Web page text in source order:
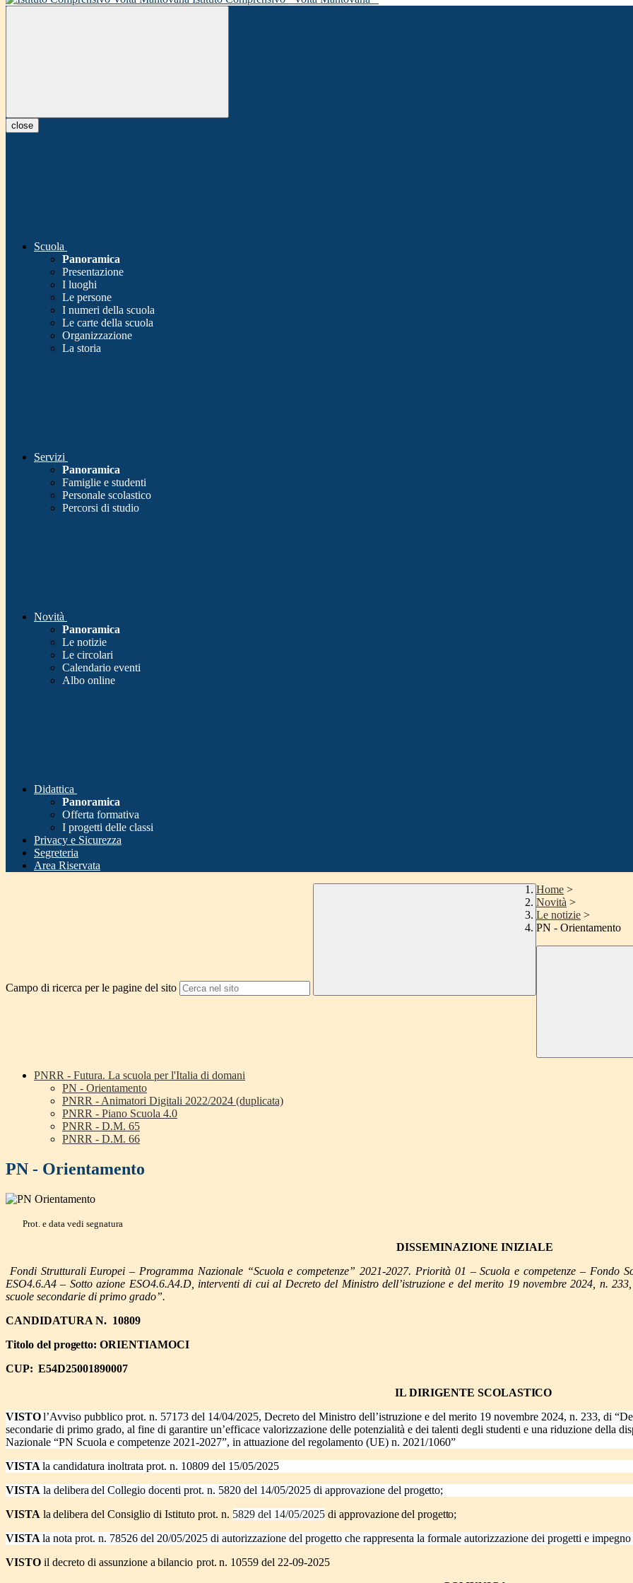
close
Scuola
Panoramica
Presentazione
I luoghi
Le persone
I numeri della scuola
Le carte della scuola
Organizzazione
La storia
Servizi
Panoramica
Famiglie e studenti
Personale scolastico
Percorsi di studio
Novità
Panoramica
Le notizie
Le circolari
Calendario eventi
Albo online
Didattica
Panoramica
Offerta formativa
I progetti delle classi
Privacy e Sicurezza
Segreteria
Area Riservata
Campo di ricerca per le pagine del sito
Home >
Novità >
Le notizie >
PN - Orientamento
PNRR - Futura. La scuola per l'Italia di domani
PN - Orientamento
PNRR - Animatori Digitali 2022/2024 (duplicata)
PNRR - Piano Scuola 4.0
PNRR - D.M. 65
PNRR - D.M. 66
PN - Orientamento
Prot. e data vedi segnatura
DISSEMINAZIONE INIZIALE
Fondi Strutturali Europei – Programma Nazionale “Scuola e competenze” 2021-2027. Priorità 01 – Scuola e competenze – Fondo
ESO4.6.A4 – Sotto azione ESO4.6.A4.D, interventi di cui al Decreto del Ministro dell’istruzione e del merito 19 novembre 2024, n.
scuole secondarie di primo grado”.
CANDIDATURA N. 10809
Titolo del progetto: ORIENTIAMOCI
CUP: E54D25001890007
IL DIRIGENTESCOLASTICO
VISTOl’Avviso pubblico prot. n. 57173 del 14/04/2025, Decreto del Ministro dell’istruzione e del merito 19 novembre 2024, n. 233, di
secondarie di primo grado, al fine di garantire un’efficace valorizzazione delle potenzialità e dei talenti degli studenti e una riduzione della
Nazionale “PN Scuola e competenze 2021-2027”, in attuazione del regolamento (UE) n. 2021/1060”
VISTA la candidatura inoltrata prot. n. 10809 del 15/05/2025
VISTA la delibera del Collegio docenti prot. n. 5820 del 14/05/2025 di approvazione delprogetto;
VISTA la delibera del Consiglio di Istituto prot. n. 5829 del 14/05/2025 di approvazione del progetto;
VISTA la nota prot. n. 78526 del 20/05/2025 di autorizzazione del progetto che rappresenta la formale autorizzazione dei progetti e
VISTO il decreto di assunzione a bilancio prot. n. 10559 del 22-09-2025